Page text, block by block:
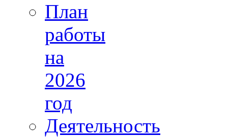
План
работы
на
2026
год
Деятельность